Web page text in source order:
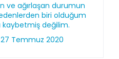
ve ağırlaşan durumun
biri olduğum
değilim.
Temmuz 2020